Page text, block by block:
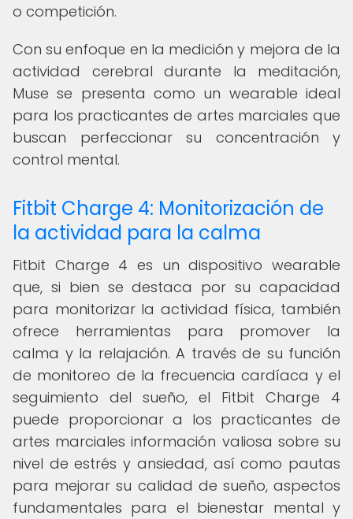
o competición.
Con su enfoque en la medición y mejora de la
actividad cerebral durante la meditación,
Muse se presenta como un wearable ideal
para los practicantes de artes marciales que
buscan perfeccionar su concentración y
control mental.
Fitbit Charge 4: Monitorización de
la actividad para la calma
Fitbit Charge 4 es un dispositivo wearable
que, si bien se destaca por su capacidad
para monitorizar la actividad física, también
ofrece herramientas para promover la
calma y la relajación. A través de su función
de monitoreo de la frecuencia cardíaca y el
seguimiento del sueño, el Fitbit Charge 4
puede proporcionar a los practicantes de
artes marciales información valiosa sobre su
nivel de estrés y ansiedad, así como pautas
para mejorar su calidad de sueño, aspectos
fundamentales para el bienestar mental y